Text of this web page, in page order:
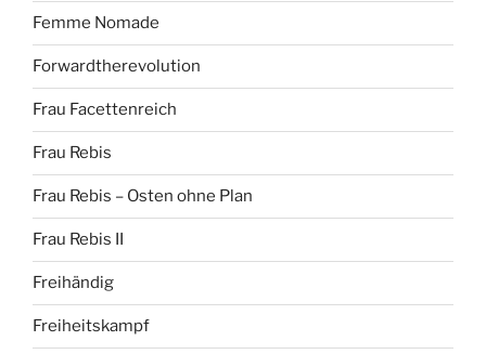
Femme Nomade
Forwardtherevolution
Frau Facettenreich
Frau Rebis
Frau Rebis – Osten ohne Plan
Frau Rebis II
Freihändig
Freiheitskampf